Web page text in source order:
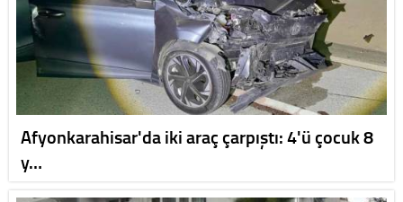
Afyonkarahisar'da iki araç çarpıştı: 4'ü çocuk 8
y…